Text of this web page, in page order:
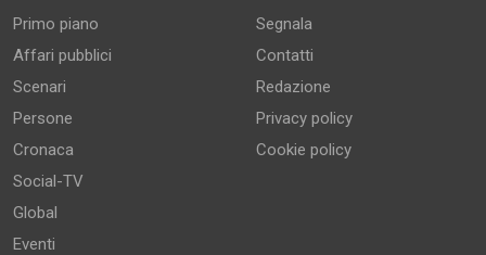
Primo piano
Affari pubblici
Scenari
Persone
Cronaca
Social-TV
Global
Eventi
Segnala
Contatti
Redazione
Privacy policy
Cookie policy